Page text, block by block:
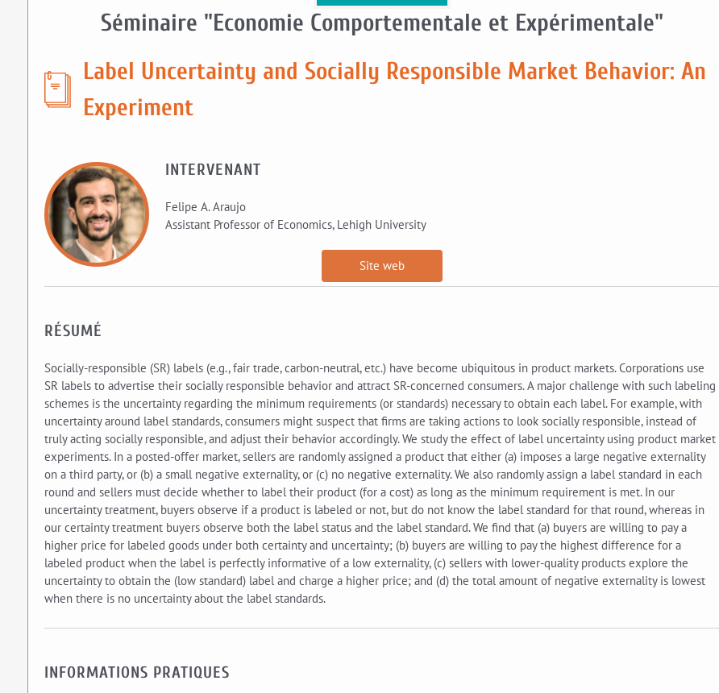
Séminaire "Economie Comportementale et Expérimentale"
Label Uncertainty and Socially Responsible Market Behavior: An
Experiment
INTERVENANT
Felipe A. Araujo
Assistant Professor of Economics, Lehigh University
Site web
RÉSUMÉ
Socially-responsible (SR) labels (e.g., fair trade, carbon-neutral, etc.) have become ubiquitous in product markets. Corporations use
SR labels to advertise their socially responsible behavior and attract SR-concerned consumers. A major challenge with such labeling
schemes is the uncertainty regarding the minimum requirements (or standards) necessary to obtain each label. For example, with
uncertainty around label standards, consumers might suspect that firms are taking actions to look socially responsible, instead of
truly acting socially responsible, and adjust their behavior accordingly. We study the effect of label uncertainty using product market
experiments. In a posted-offer market, sellers are randomly assigned a product that either (a) imposes a large negative externality
on a third party, or (b) a small negative externality, or (c) no negative externality. We also randomly assign a label standard in each
round and sellers must decide whether to label their product (for a cost) as long as the minimum requirement is met. In our
uncertainty treatment, buyers observe if a product is labeled or not, but do not know the label standard for that round, whereas in
our certainty treatment buyers observe both the label status and the label standard. We find that (a) buyers are willing to pay a
higher price for labeled goods under both certainty and uncertainty; (b) buyers are willing to pay the highest difference for a
labeled product when the label is perfectly informative of a low externality, (c) sellers with lower-quality products explore the
uncertainty to obtain the (low standard) label and charge a higher price; and (d) the total amount of negative externality is lowest
when there is no uncertainty about the label standards.
INFORMATIONS PRATIQUES